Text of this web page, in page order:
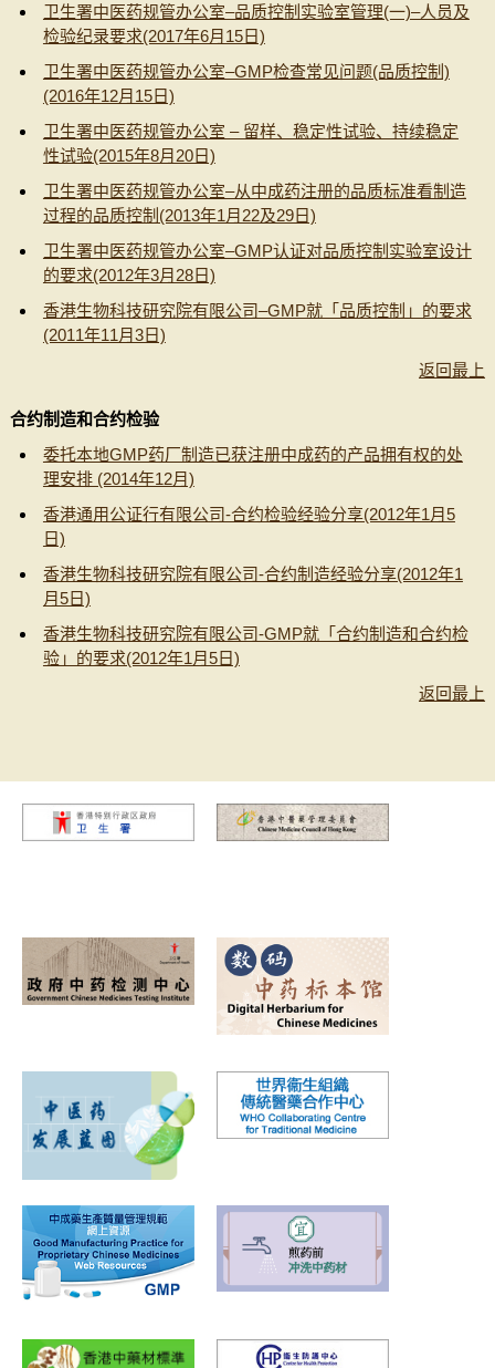
卫生署中医药规管办公室–品质控制实验室管理(一)–人员及
检验纪录要求(2017年6月15日)
卫生署中医药规管办公室–GMP检查常见问题(品质控制)
(2016年12月15日)
卫生署中医药规管办公室 – 留样、稳定性试验、持续稳定
性试验(2015年8月20日)
卫生署中医药规管办公室–从中成药注册的品质标准看制造
过程的品质控制(2013年1月22及29日)
卫生署中医药规管办公室–GMP认证对品质控制实验室设计
的要求(2012年3月28日)
香港生物科技研究院有限公司–GMP就「品质控制」的要求
(2011年11月3日)
返回最上
合约制造和合约检验
委托本地GMP药厂制造已获注册中成药的产品拥有权的处
理安排 (2014年12月)
香港通用公证行有限公司-合约检验经验分享(2012年1月5
日)
香港生物科技研究院有限公司-合约制造经验分享(2012年1
月5日)
香港生物科技研究院有限公司-GMP就「合约制造和合约检
验」的要求(2012年1月5日)
返回最上